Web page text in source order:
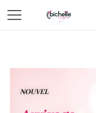
NOUVEL